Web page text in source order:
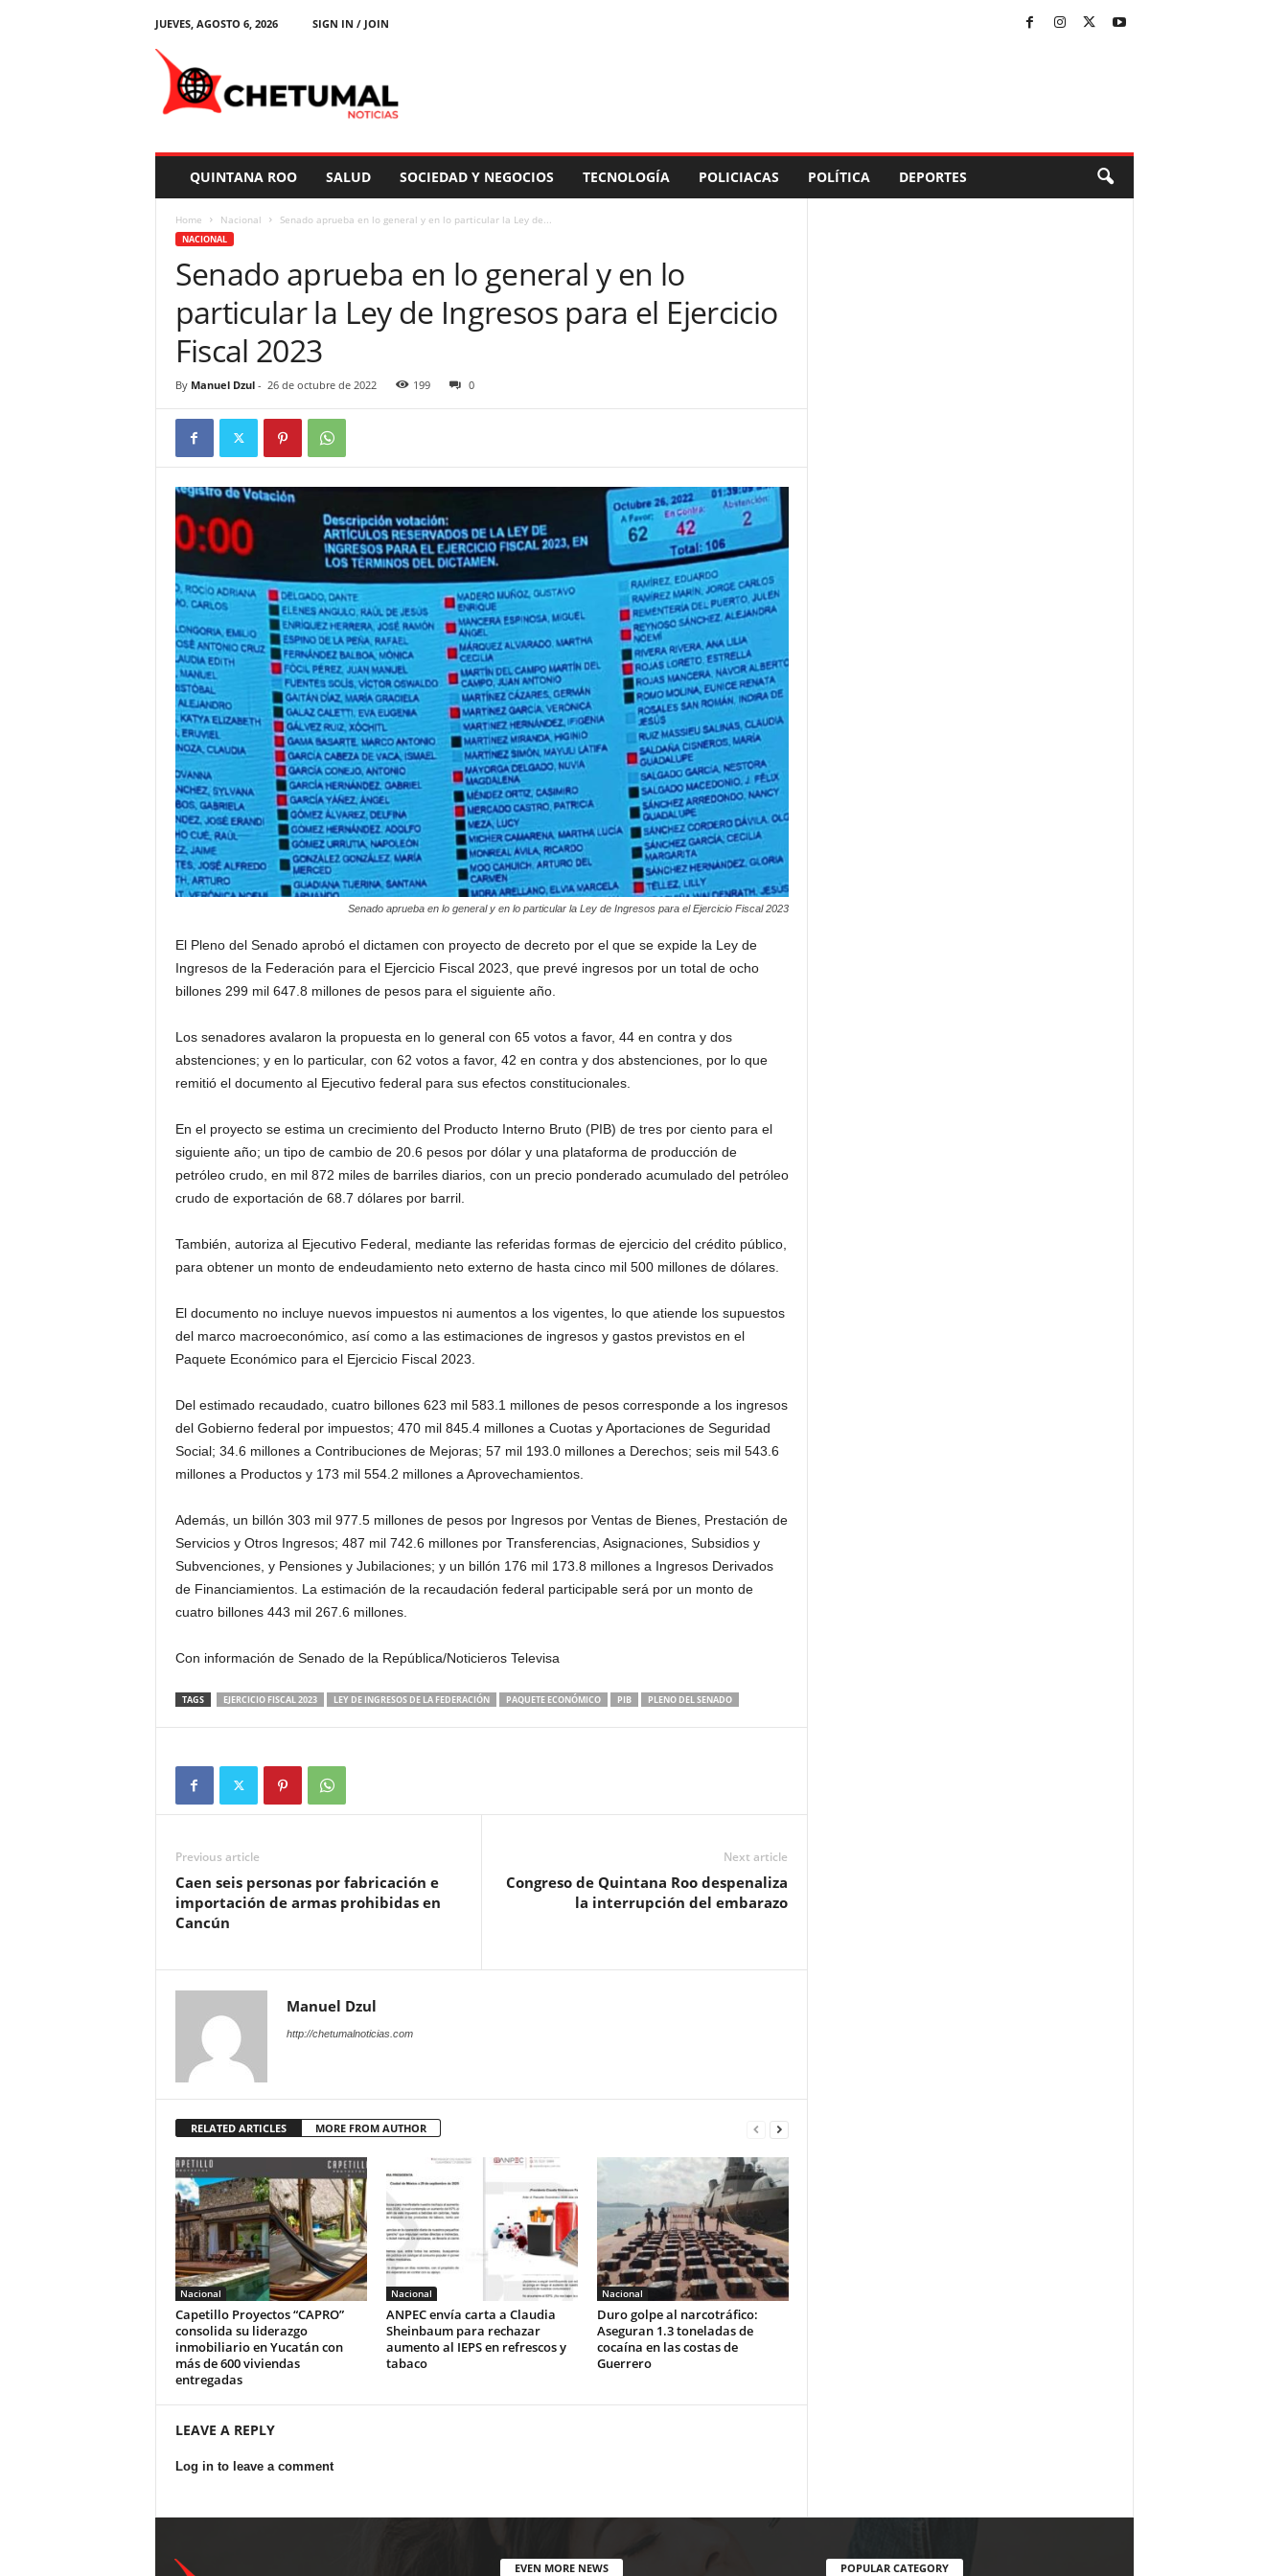
JUEVES, AGOSTO 6, 2026
SIGN IN / JOIN
QUINTANA ROO SALUD SOCIEDAD Y NEGOCIOS TECNOLOGÍA POLICIACAS POLÍTICA DEPORTES
Home Nacional Senado aprueba en lo general y en lo particular la Ley de...
NACIONAL
Senado aprueba en lo general y en lo
particular la Ley de Ingresos para el Ejercicio
Fiscal 2023
By Manuel Dzul- 26 de octubre de 2022 199 0
Senado aprueba en lo general y en lo particular la Ley de Ingresos para el Ejercicio Fiscal 2023
El Pleno del Senado aprobó el dictamen con proyecto de decreto por el que se expide la Ley de
Ingresos de la Federación para el Ejercicio Fiscal 2023, que prevé ingresos por un total de ocho
billones 299 mil 647.8 millones de pesos para el siguiente año.
Los senadores avalaron la propuesta en lo general con 65 votos a favor, 44 en contra y dos
abstenciones; y en lo particular, con 62 votos a favor, 42 en contra y dos abstenciones, por lo que
remitió el documento al Ejecutivo federal para sus efectos constitucionales.
En el proyecto se estima un crecimiento del Producto Interno Bruto (PIB) de tres por ciento para el
siguiente año; un tipo de cambio de 20.6 pesos por dólar y una plataforma de producción de
petróleo crudo, en mil 872 miles de barriles diarios, con un precio ponderado acumulado del petróleo
crudo de exportación de 68.7 dólares por barril.
También, autoriza al Ejecutivo Federal, mediante las referidas formas de ejercicio del crédito público,
para obtener un monto de endeudamiento neto externo de hasta cinco mil 500 millones de dólares.
El documento no incluye nuevos impuestos ni aumentos a los vigentes, lo que atiende los supuestos
del marco macroeconómico, así como a las estimaciones de ingresos y gastos previstos en el
Paquete Económico para el Ejercicio Fiscal 2023.
Del estimado recaudado, cuatro billones 623 mil 583.1 millones de pesos corresponde a los ingresos
del Gobierno federal por impuestos; 470 mil 845.4 millones a Cuotas y Aportaciones de Seguridad
Social; 34.6 millones a Contribuciones de Mejoras; 57 mil 193.0 millones a Derechos; seis mil 543.6
millones a Productos y 173 mil 554.2 millones a Aprovechamientos.
Además, un billón 303 mil 977.5 millones de pesos por Ingresos por Ventas de Bienes, Prestación de
Servicios y Otros Ingresos; 487 mil 742.6 millones por Transferencias, Asignaciones, Subsidios y
Subvenciones, y Pensiones y Jubilaciones; y un billón 176 mil 173.8 millones a Ingresos Derivados
de Financiamientos. La estimación de la recaudación federal participable será por un monto de
cuatro billones 443 mil 267.6 millones.
Con información de Senado de la República/Noticieros Televisa
TAGS EJERCICIO FISCAL 2023 LEY DE INGRESOS DE LA FEDERACIÓN PAQUETE ECONÓMICO PIB PLENO DEL SENADO
Previous article
Caen seis personas por fabricación e
importación de armas prohibidas en
Cancún
Next article
Congreso de Quintana Roo despenaliza
la interrupción del embarazo
Manuel Dzul
http://chetumalnoticias.com
RELATED ARTICLES MORE FROM AUTHOR
Nacional
Capetillo Proyectos “CAPRO”
consolida su liderazgo
inmobiliario en Yucatán con
más de 600 viviendas
entregadas
Nacional
ANPEC envía carta a Claudia
Sheinbaum para rechazar
aumento al IEPS en refrescos y
tabaco
Nacional
Duro golpe al narcotráfico:
Aseguran 1.3 toneladas de
cocaína en las costas de
Guerrero
LEAVE A REPLY
Log in to leave a comment
EVEN MORE NEWS POPULAR CATEGORY